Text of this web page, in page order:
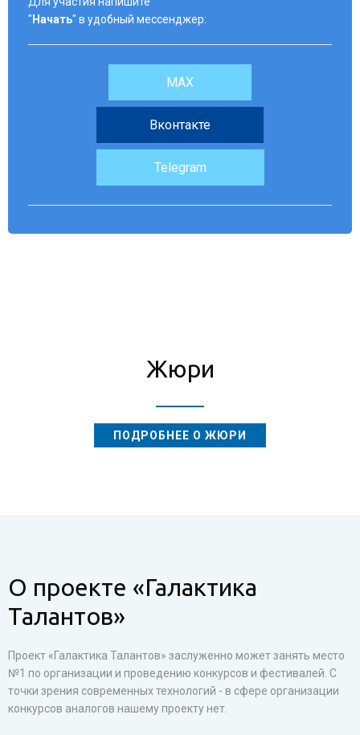
" Начать" в удобный мессенджер:
MAX
Вконтакте
Telegram
Жюри
ПОДРОБНЕЕ О ЖЮРИ
О проекте «Галактика
Талантов»
Проект «Галактика Талантов» заслуженно может занять место
№1 по организации и проведению конкурсов и фестивалей. С
точки зрения современных технологий - в сфере организации
конкурсов аналогов нашему проекту нет.